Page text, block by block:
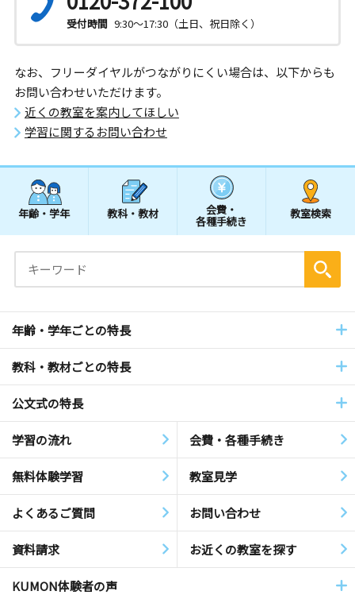
受付時間 9:30～17:30（土日、祝日除く）
なお、フリーダイヤルがつながりにくい場合は、以下からも
お問い合わせいただけます。
近くの教室を案内してほしい
学習に関するお問い合わせ
年齢・学年 教科・教材 会費・
各種手続き
教室検索
年齢・学年ごとの特長
教科・教材ごとの特長
公文式の特長
学習の流れ 会費・各種手続き
無料体験学習 教室見学
よくあるご質問 お問い合わせ
資料請求 お近くの教室を探す
KUMON体験者の声